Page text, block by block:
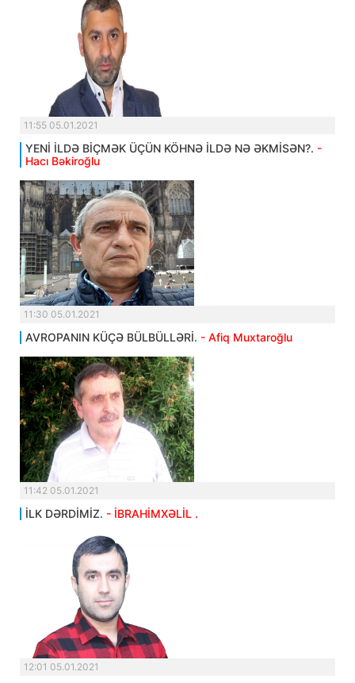
11:55 05.01.2021
YENİ İLDƏ BİÇMƏK ÜÇÜN KÖHNƏ İLDƏ NƏ ƏKMİSƏN?. -
Hacı Bəkiroğlu
11:30 05.01.2021
AVROPANIN KÜÇƏ BÜLBÜLLƏRİ. - Afiq Muxtaroğlu
11:42 05.01.2021
İLK DƏRDİMİZ. - İBRAHİMXƏLİL .
12:01 05.01.2021